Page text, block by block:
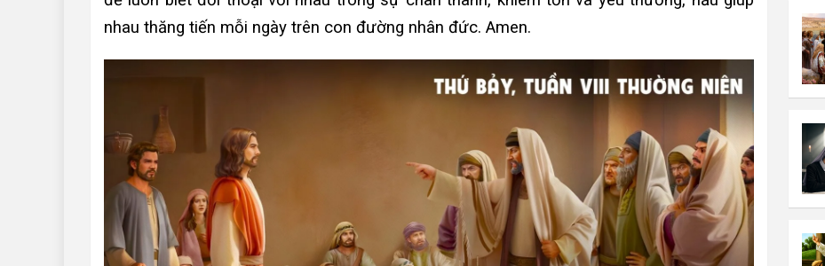
nhau thăng tiến mỗi ngày trên con đường nhân đức. Amen.